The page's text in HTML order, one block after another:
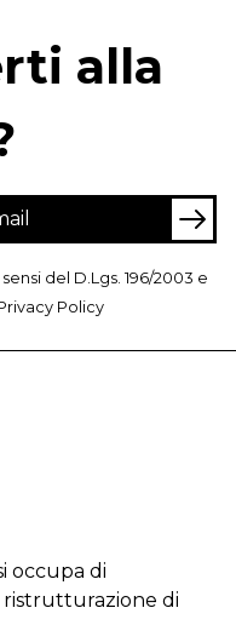
alla
del D.Lgs. 196/2003 e
Policy
occupa di
di